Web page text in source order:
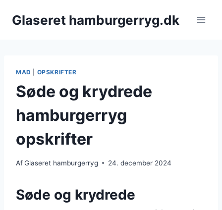
Glaseret hamburgerryg.dk
MAD OPSKRIFTER
Søde og krydrede
hamburgerryg
opskrifter
AfGlaseret hamburgerryg 24. december 2024
Søde og krydrede